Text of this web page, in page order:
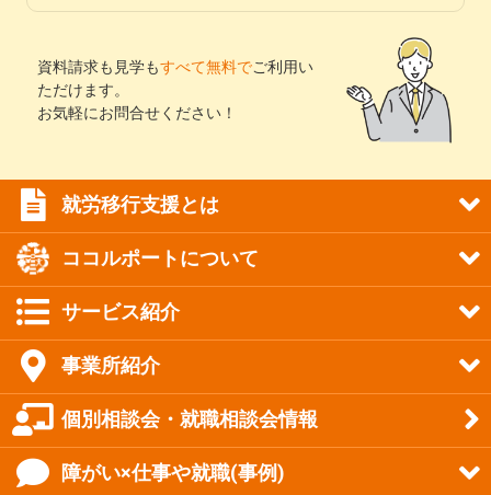
資料請求も見学もすべて無料でご利用い
ただけます。
お気軽にお問合せください！
就労移行支援とは
ココルポートについて
サービス紹介
事業所紹介
個別相談会・就職相談会情報
障がい×仕事や就職(事例)